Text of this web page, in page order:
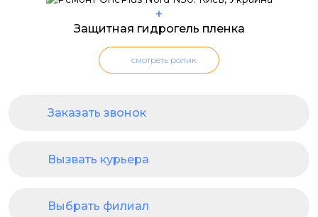
+
Защитная гидрогель пленка
смотреть ролик
Заказать звонок
Вызвать курьера
Выбрать филиал